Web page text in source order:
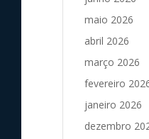
maio 2026
abril 2026
março 2026
fevereiro
janeiro 2026
dezembro